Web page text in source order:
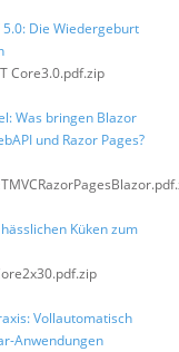
5.0: Die Wiedergeburt
Core3.0.pdf.zip
Was bringen Blazor
und Razor Pages?
Küken zum
Vollautomatisch
Anwendungen